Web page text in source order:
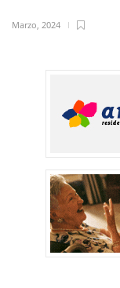
Marzo, 2024